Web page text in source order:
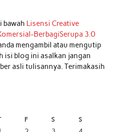
bawah Lisensi Creative
BerbagiSerupa 3.0
mengambil atau mengutip
isi blog ini asalkan jangan
asli tulisannya. Terimakasih
F S S